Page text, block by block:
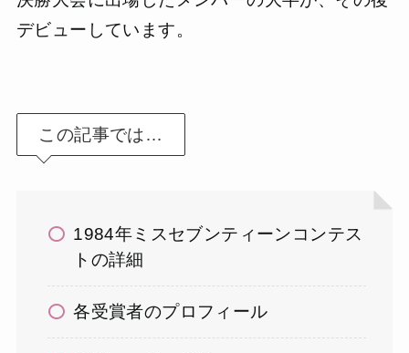
デビューしています。
この記事では…
1984年ミスセブンティーンコンテス
トの詳細
各受賞者のプロフィール